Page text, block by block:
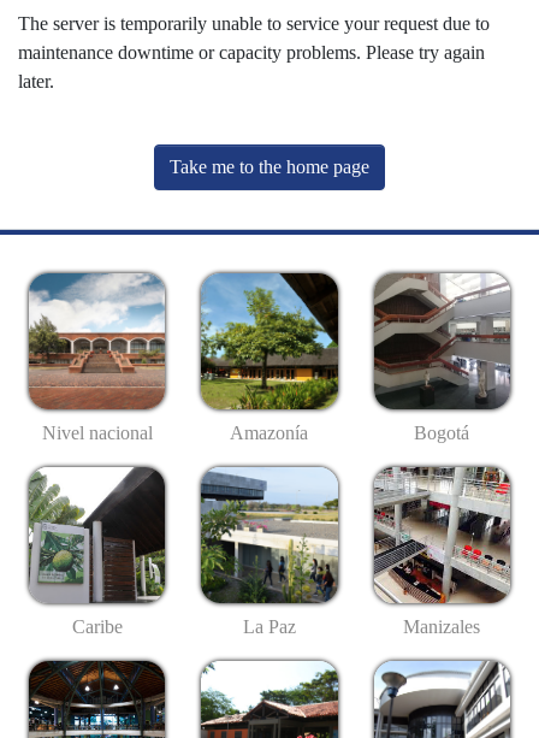
The server is temporarily unable to service your request due to
maintenance downtime or capacity problems. Please try again
later.
Take me to the home page
Nivel nacional Amazonía Bogotá
Caribe La Paz Manizales